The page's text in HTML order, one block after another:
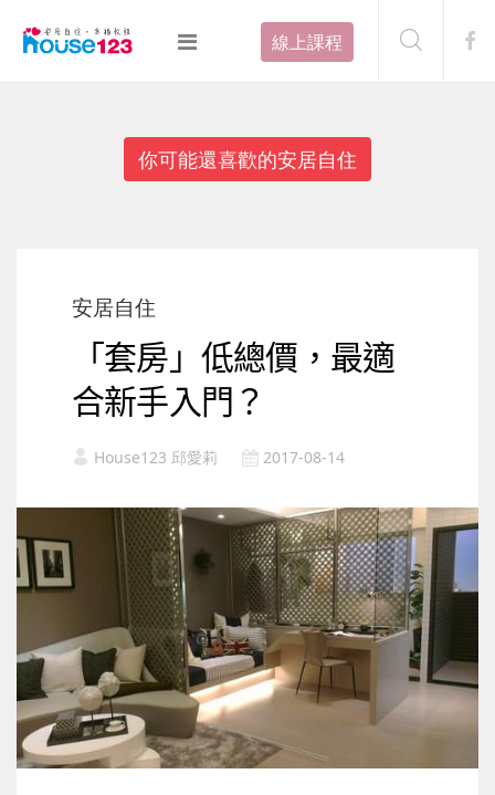
線上課程
你可能還喜歡的安居自住
安居自住
「套房」低總價，最適
合新手入門？
House123 邱愛莉 2017-08-14